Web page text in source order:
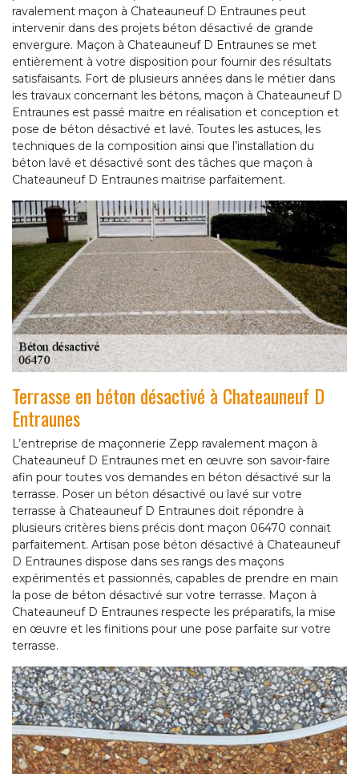
ravalement maçon à Chateauneuf D Entraunes peut
intervenir dans des projets béton désactivé de grande
envergure. Maçon à Chateauneuf D Entraunes se met
entièrement à votre disposition pour fournir des résultats
satisfaisants. Fort de plusieurs années dans le métier dans
les travaux concernant les bétons, maçon à Chateauneuf D
Entraunes est passé maitre en réalisation et conception et
pose de béton désactivé et lavé. Toutes les astuces, les
techniques de la composition ainsi que l’installation du
béton lavé et désactivé sont des tâches que maçon à
Chateauneuf D Entraunes maitrise parfaitement.
Terrasse en béton désactivé à Chateauneuf D
Entraunes
L’entreprise de maçonnerie Zepp ravalement maçon à
Chateauneuf D Entraunes met en œuvre son savoir-faire
afin pour toutes vos demandes en béton désactivé sur la
terrasse. Poser un béton désactivé ou lavé sur votre
terrasse à Chateauneuf D Entraunes doit répondre à
plusieurs critères biens précis dont maçon 06470 connait
parfaitement. Artisan pose béton désactivé à Chateauneuf
D Entraunes dispose dans ses rangs des maçons
expérimentés et passionnés, capables de prendre en main
la pose de béton désactivé sur votre terrasse. Maçon à
Chateauneuf D Entraunes respecte les préparatifs, la mise
en œuvre et les finitions pour une pose parfaite sur votre
terrasse.